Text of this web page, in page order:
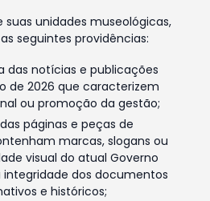
unidades museológicas,
seguintes providências:
notícias e publicações
de 2026 que caracterizem
ou promoção da gestão;
páginas e peças de
marcas, slogans ou
visual do atual Governo
integridade dos documentos
e históricos;